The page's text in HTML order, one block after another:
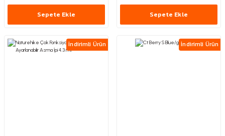
Sepete Ekle Sepete Ekle
İndirimli Ürün İndirimli Ürün